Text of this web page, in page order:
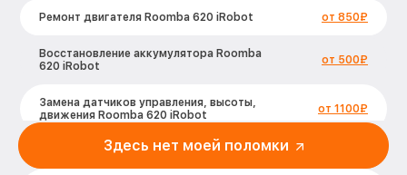
Ремонт двигателя Roomba 620 iRobot от 850₽
Восстановление аккумулятора Roomba
620 iRobot
от 500₽
Замена датчиков управления, высоты,
движения Roomba 620 iRobot
от 1100₽
Замена аккумулятора Roomba 620
Здесь нет моей поломки